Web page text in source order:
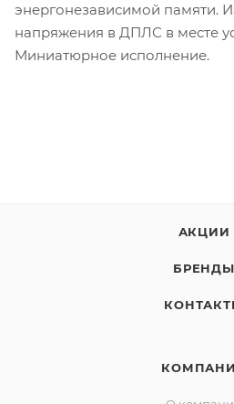
энергонезависимой памяти.
напряжения в ДПЛС в месте
Миниатюрное исполнение.
АКЦИИ
БРЕНДЫ